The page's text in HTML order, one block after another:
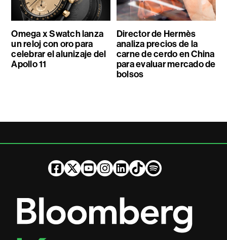
Omega x Swatch lanza
un reloj con oro para
celebrar el alunizaje del
Apollo 11
Director de Hermès
analiza precios de la
carne de cerdo en China
para evaluar mercado de
bolsos